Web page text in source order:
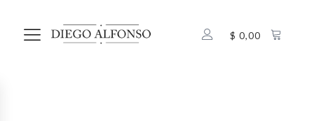
$ 0,00